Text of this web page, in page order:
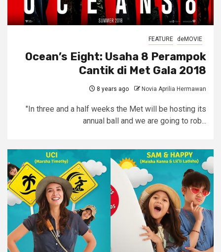
FEATURE deMOVIE
Ocean’s Eight: Usaha 8 Perampok
Cantik di Met Gala 2018
8 years ago Novia Aprilia Hermawan
"In three and a half weeks the Met will be hosting its
annual ball and we are going to rob...